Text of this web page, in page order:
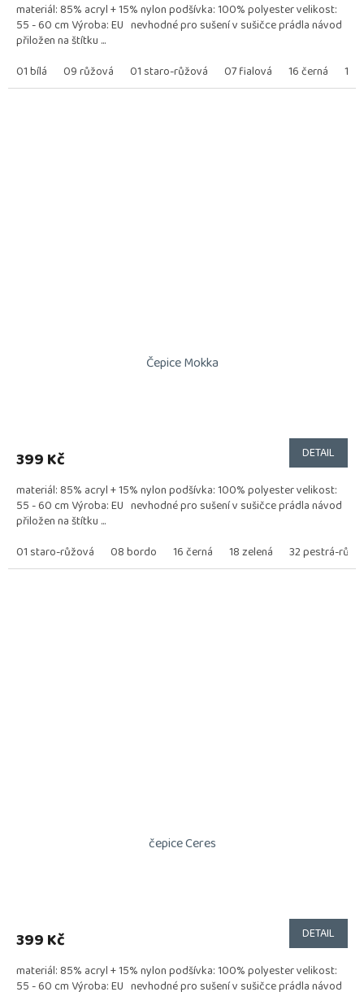
materiál: 85% acryl + 15% nylon podšívka: 100% polyester velikost:
55 - 60 cm Výroba: EU nevhodné pro sušení v sušičce prádla návod
přiložen na štítku ...
01 bílá
09 růžová 01 staro-růžová 07 fialová 16 černá 18
Čepice Mokka
399 Kč DETAIL
materiál: 85% acryl + 15% nylon podšívka: 100% polyester velikost:
55 - 60 cm Výroba: EU nevhodné pro sušení v sušičce prádla návod
přiložen na štítku ...
01 staro-růžová
08 bordo 16 černá 18 zelená 32 pestrá-
čepice Ceres
399 Kč DETAIL
materiál: 85% acryl + 15% nylon podšívka: 100% polyester velikost:
55 - 60 cm Výroba: EU nevhodné pro sušení v sušičce prádla návod